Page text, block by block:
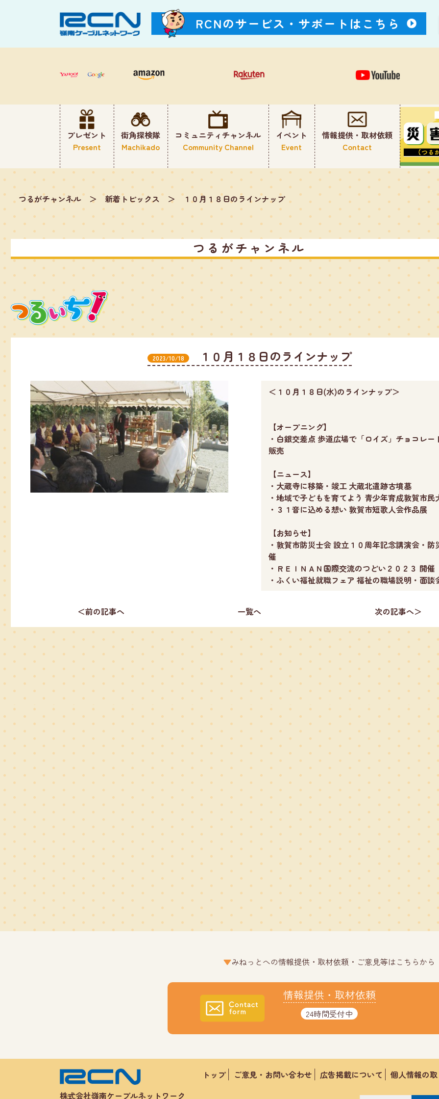
RCNのサービス・ サポートはこちら
プレゼント
Present
街角探検隊
Machikado
コミュニティチャンネル
Community Channel
イベント
Event
情報提供・取材依頼
Contact
つるがチャンネル ＞ 新着トピックス ＞ １０月１８日のラインナップ
つるがチャンネル
2023/10/18 １０月１８日のラインナップ
＜１０月１８日(水)のラインナップ＞
【オープニング】
・白銀交差点 歩道広場で「ロイズ」チョコレー
販売
【ニュース】
・大蔵寺に移築・竣工 大蔵北遺跡古墳墓
・地域で子どもを育てよう 青少年育成敦賀市民
・３１音に込める想い 敦賀市短歌人会作品展
【お知らせ】
・敦賀市防災士会 設立１０周年記念講演会・防
催
・ＲＥＩＮＡＮ国際交流のつどい２０２３ 開
・ふくい福祉就職フェア 福祉の職場説明・面談
＜前の記事へ 一覧へ 次の記事へ＞
みねっとへの情報提供・取材依頼・ご意見等はこちらから
情報提供・取材依頼
24時間受付中
株式会社嶺南ケーブルネットワーク
トップ ご意見・お問い合わせ 広告掲載について 個人情報の